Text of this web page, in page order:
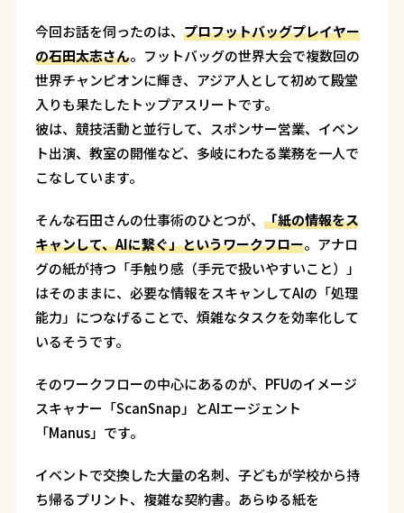
今回お話を伺ったのは、 プロフットバッグプレイヤー
の石田太志さん。フットバッグの世界大会で複数回の
世界チャンピオンに輝き、アジア人として初めて殿堂
入りも果たしたトップアスリートです。
彼は、競技活動と並行して、スポンサー営業、イベン
ト出演、教室の開催など、多岐にわたる業務を一人で
こなしています。
そんな石田さんの仕事術のひとつが、 「紙の情報をス
キャンして、AIに繋ぐ」というワークフロー。アナロ
グの紙が持つ「手触り感（手元で扱いやすいこと）」
はそのままに、必要な情報をスキャンしてAIの「処理
能力」につなげることで、煩雑なタスクを効率化して
いるそうです。
そのワークフローの中心にあるのが、PFUのイメージ
スキャナー「ScanSnap」とAIエージェント
「Manus」です。
イベントで交換した大量の名刺、子どもが学校から持
ち帰るプリント、複雑な契約書。あらゆる紙を